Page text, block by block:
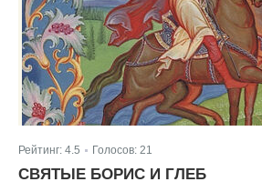
Рейтинг: 4.5 Голосов: 21
СВЯТЫЕ БОРИС И ГЛЕБ